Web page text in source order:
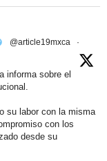
@article19mxca
·
informa sobre el
su labor con la misma
con los
desde su